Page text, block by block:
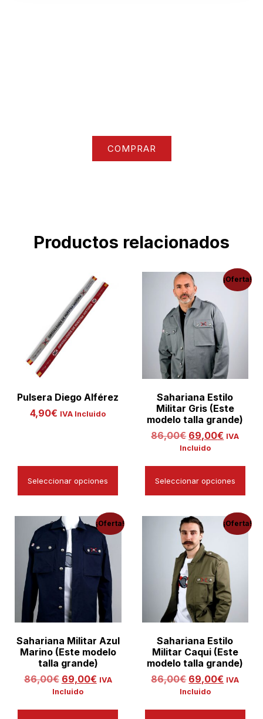
COMPRAR
Productos relacionados
Pulsera Diego Alférez
4,90€ IVA Incluido
Seleccionar opciones
¡Oferta!
Sahariana Estilo
Militar Gris (Este
modelo talla grande)
86,00€ 69,00€ IVA
Incluido
Seleccionar opciones
¡Oferta!
Sahariana Militar Azul
Marino (Este modelo
talla grande)
86,00€ 69,00€ IVA
Incluido
¡Oferta!
Sahariana Estilo
Militar Caqui (Este
modelo talla grande)
86,00€ 69,00€ IVA
Incluido